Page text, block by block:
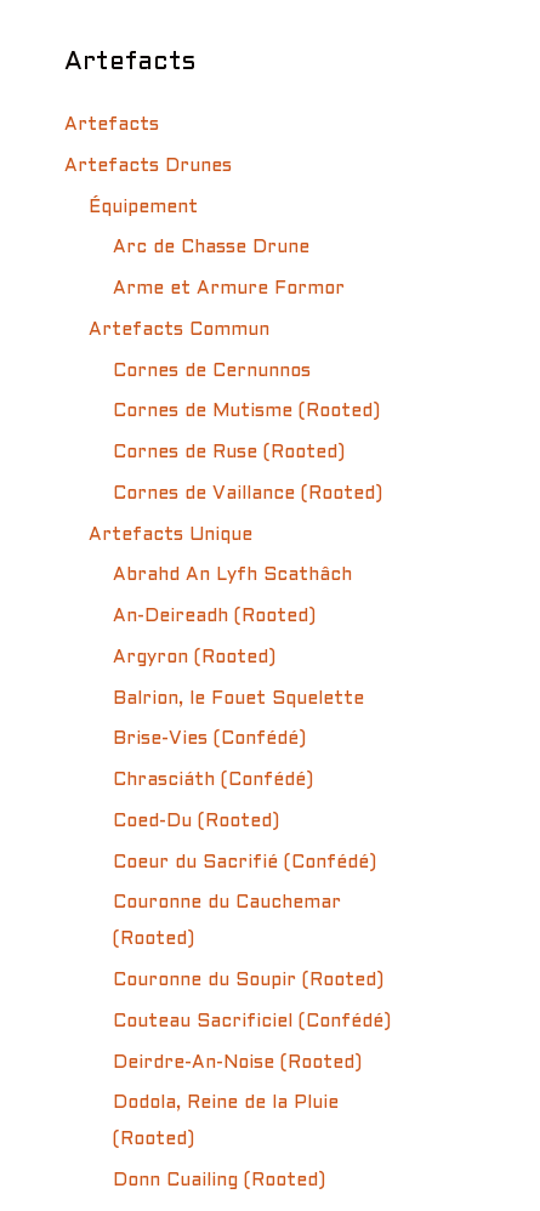
Artefacts
Artefacts
Artefacts Drunes
Équipement
Arc de Chasse Drune
Arme et Armure Formor
Artefacts Commun
Cornes de Cernunnos
Cornes de Mutisme (Rooted)
Cornes de Ruse (Rooted)
Cornes de Vaillance (Rooted)
Artefacts Unique
Abrahd An Lyfh Scathâch
An-Deireadh (Rooted)
Argyron (Rooted)
Balrion, le Fouet Squelette
Brise-Vies (Confédé)
Chrasciáth (Confédé)
Coed-Du (Rooted)
Coeur du Sacrifié (Confédé)
Couronne du Cauchemar
(Rooted)
Couronne du Soupir (Rooted)
Couteau Sacrificiel (Confédé)
Deirdre-An-Noise (Rooted)
Dodola, Reine de la Pluie
(Rooted)
Donn Cuailing (Rooted)